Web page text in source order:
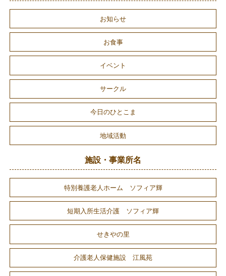
お知らせ
お食事
イベント
サークル
今日のひとこま
地域活動
施設・事業所名
特別養護老人ホーム ソフィア輝
短期入所生活介護 ソフィア輝
せきやの里
介護老人保健施設 江風苑